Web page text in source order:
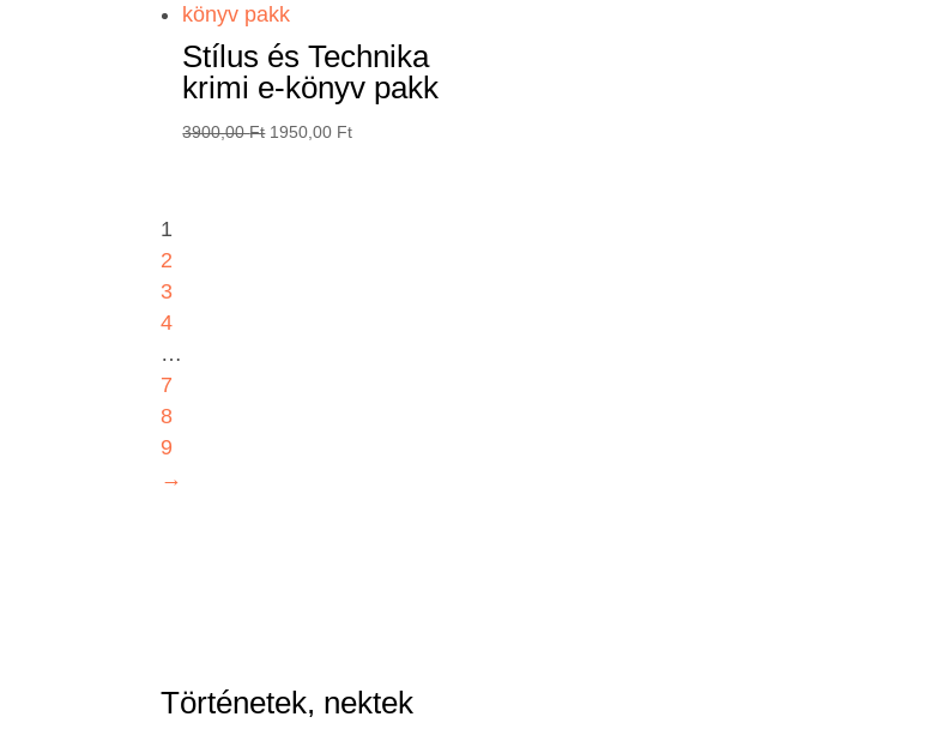
8545,00 Ft.
Stílus és Technika
krimi e-könyv pakk
3900,00Ft Original
1950,00 FtCurrent
1
2
3
4
…
7
8
9
→
Történetek, nektek